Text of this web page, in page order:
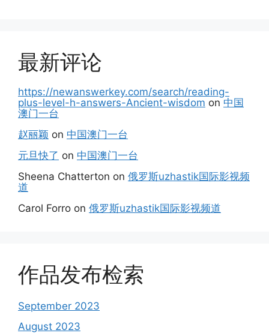
最新评论
https://newanswerkey.com/search/reading-
plus-level-h-answers-Ancient-wisdom on 中国
澳门一台
赵丽颖 on 中国澳门一台
元旦快了 on 中国澳门一台
Sheena Chatterton on 俄罗斯uzhastik国际影视频
道
Carol Forro on 俄罗斯uzhastik国际影视频道
作品发布检索
September 2023
August 2023